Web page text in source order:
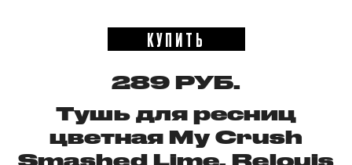
КУПИТЬ
289 РУБ.
Тушь для ресниц
цветная My Crush
Smashed Lime, Relouis